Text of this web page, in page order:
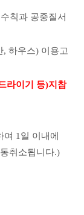
칙과 공중질서
하우스) 이용고
라이기 등)지참
1일 이내에
취소됩니다.)